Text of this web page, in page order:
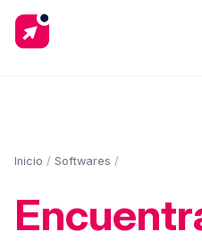
Inicio / Softwares /